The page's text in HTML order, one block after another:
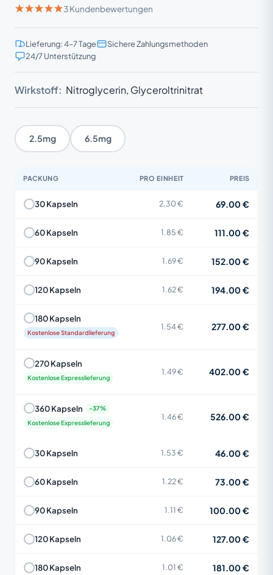
3 Kundenbewertungen
Lieferung: 4–7 Tage
Sichere Zahlungsmethoden
24/7 Unterstützung
Wirkstoff: Nitroglycerin, Glyceroltrinitrat
2.5mg 6.5mg
PACKUNG PRO EINHEIT PREIS
30 Kapseln 2.30 € 69.00 €
60 Kapseln 1.85 € 111.00 €
90 Kapseln 1.69 € 152.00 €
120 Kapseln 1.62 € 194.00 €
180 Kapseln
Kostenlose Standardlieferung
1.54 € 277.00 €
270 Kapseln
Kostenlose Expresslieferung
1.49 € 402.00 €
360 Kapseln
Kostenlose Expresslieferung
1.46 € 526.00 €
30 Kapseln 1.53 € 46.00 €
60 Kapseln 1.22 € 73.00 €
90 Kapseln 1.11 € 100.00 €
120 Kapseln 1.06 € 127.00 €
180 Kapseln 1.01 € 181.00 €